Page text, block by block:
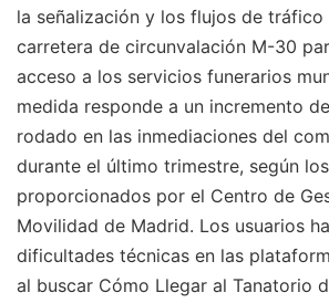
la señalización y los flujos de tráfico
carretera de circunvalación M-30
acceso a los servicios funerarios
medida responde a un incremento
rodado en las inmediaciones del
durante el último trimestre, según
proporcionados por el Centro de
Movilidad de Madrid. Los usuarios
dificultades técnicas en las
al buscar Cómo Llegar al Tanatorio